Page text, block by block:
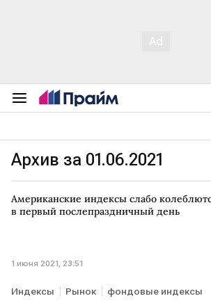
Архив за 01.06.2021
Американские индексы слабо
в первый послепраздничный день
1 июня 2021, 23:51
Индексы Рынок фондовые индексы